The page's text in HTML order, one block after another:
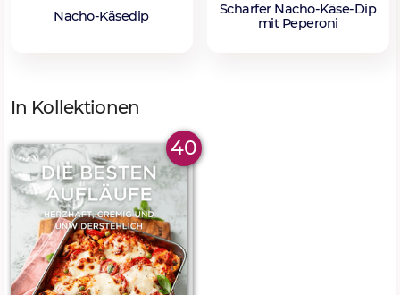
Nacho-Käsedip
Scharfer Nacho-Käse-Dip
mit Peperoni
In Kollektionen
40